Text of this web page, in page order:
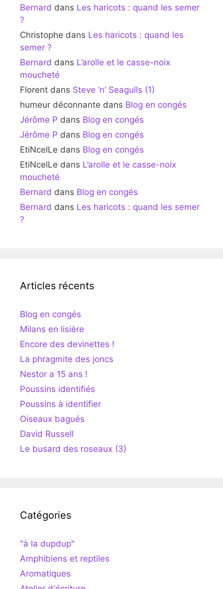
Bernard dans Les haricots : quand les semer
?
Christophe dans Les haricots : quand les
semer ?
Bernard dans L’arolle et le casse-noix
moucheté
Florent dans Steve ‘n’ Seagulls (1)
humeur déconnante dans Blog en congés
Jérôme P dans Blog en congés
Jérôme P dans Blog en congés
EtiNcelLe dans Blog en congés
EtiNcelLe dans L’arolle et le casse-noix
moucheté
Bernard dans Blog en congés
Bernard dans Les haricots : quand les semer
?
Articles récents
Blog en congés
Milans en lisière
Encore des devinettes !
La phragmite des joncs
Nestor a 15 ans !
Poussins identifiés
Poussins à identifier
Oiseaux bagués
David Russell
Le busard des roseaux (3)
Catégories
"à la dupdup"
Amphibiens et reptiles
Aromatiques